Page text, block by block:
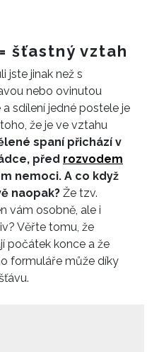
šťastný vztah
jste jinak než s
nebo ovinutou
sdílení jedné postele je
že je ve vztahu
spaní přichází v
před rozvodem
nemoci. A co když
naopak? Že tzv.
vám osobně, ale i
Věřte tomu, že
počátek konce a že
formuláře může díky